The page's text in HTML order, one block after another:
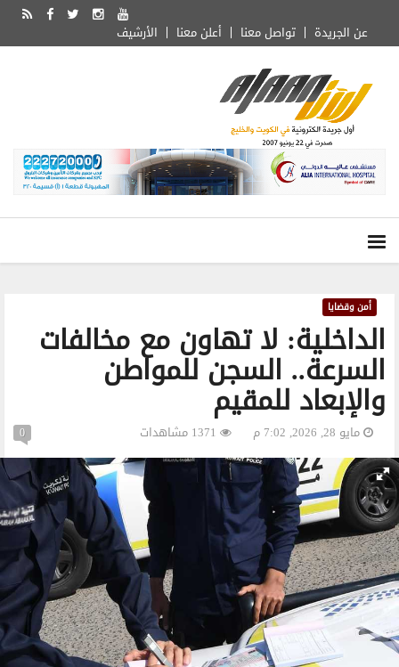
الأرشيف أعلن معنا تواصل معنا عن الجريدة
الداخلية: لا تهاون مع مخالفات
السرعة.. السجن للمواطن
والإبعاد للمقيم
أمن وقضايا
مايو 28, 2026, 7:02 م 0